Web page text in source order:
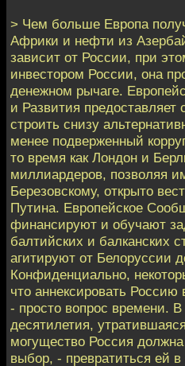
> Чем больше Европа
Африки и нефти из
зависит от России, при
инвестором России, она
денежном рычаге.
и Развития
строить снизу
менее подверженный
то время как Лондон и
миллиардеров, позволяя
Березовскому, открыто
Путина. Европейское
финансируют и обучают
балтийских и балканских
агитируют от Белоруссии
Конфиденциально,
что аннексировать
- просто вопрос времени.
десятилетия,
могущество Россия
выбор, - превратиться ей